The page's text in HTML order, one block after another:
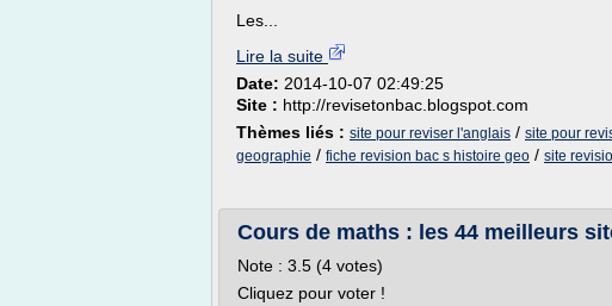
Les...
Lire la suite
Date: 2014-10-07 02:49:25
Site : http://revisetonbac.blogspot.com
Thèmes liés : site pour reviser l'anglais / site pour
geographie / fiche revision bac s histoire geo / site
Cours de maths : les 44 meilleurs
Note : 3.5 (4 votes)
Cliquez pour voter !